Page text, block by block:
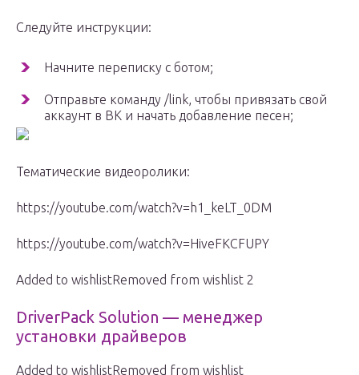
Следуйте инструкции:
Начните переписку с ботом;
Отправьте команду /link, чтобы привязать свой
аккаунт в ВК и начать добавление песен;
Тематические видеоролики:
https://youtube.com/watch?v=h1_keLT_0DM
https://youtube.com/watch?v=HiveFKCFUPY
Added to wishlistRemoved from wishlist 2
DriverPack Solution — менеджер
установки драйверов
Added to wishlistRemoved from wishlist